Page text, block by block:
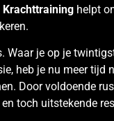
Krachttraining helpt
Waar je op je
heb je nu meer
Door voldoende
toch uitstekende